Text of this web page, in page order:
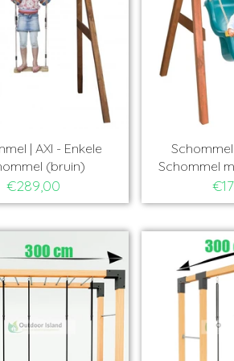
| AXI - Enkele
(bruin)
€289,00
Schommel